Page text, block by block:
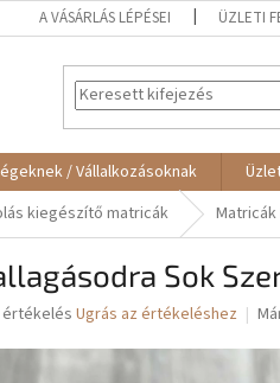
A VÁSÁRLÁS LÉPÉSEI ÜZLETI
/ Vállalkozásoknak
kiegészítő matricák Matricák
Sok
értékelésUgrás az értékeléshez